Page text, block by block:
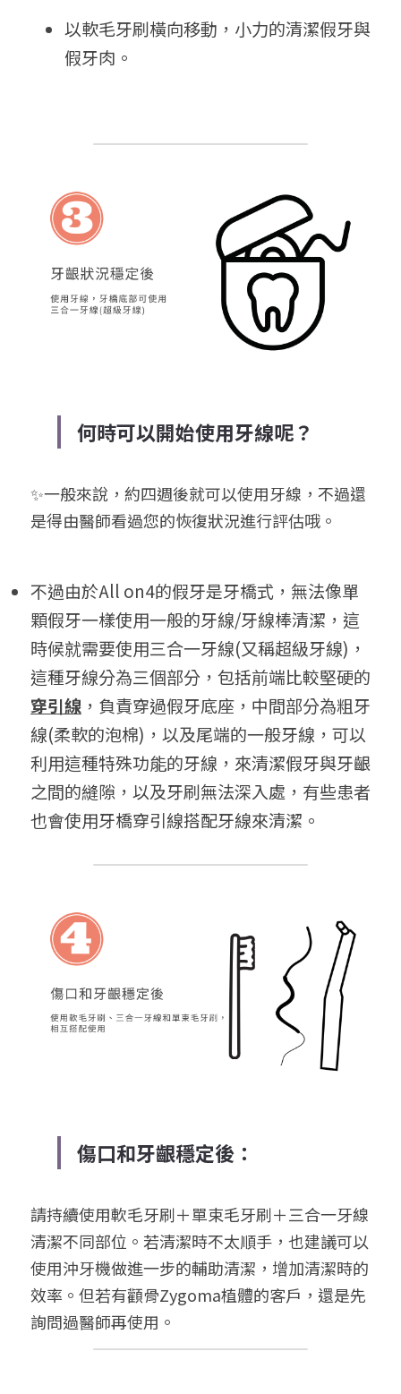
以軟毛牙刷橫向移動，小力的清潔假牙與
假牙肉。
何時可以開始使用牙線呢？
✨一般來說，約四週後就可以使用牙線，不過還
是得由醫師看過您的恢復狀況進行評估哦。
不過由於All on4的假牙是牙橋式，無法像單
顆假牙一樣使用一般的牙線/牙線棒清潔，這
時候就需要使用三合一牙線(又稱超級牙線)，
這種牙線分為三個部分，包括前端比較堅硬的
穿引線 ，負責穿過假牙底座，中間部分為粗牙
線(柔軟的泡棉)，以及尾端的一般牙線，可以
利用這種特殊功能的牙線，來清潔假牙與牙齦
之間的縫隙，以及牙刷無法深入處，有些患者
也會使用牙橋穿引線搭配牙線來清潔。
傷口和牙齦穩定後：
請持續使用軟毛牙刷＋單束毛牙刷＋三合一牙線
清潔不同部位。若清潔時不太順手，也建議可以
使用沖牙機做進一步的輔助清潔，增加清潔時的
效率。但若有顴骨Zygoma植體的客戶，還是先
詢問過醫師再使用。